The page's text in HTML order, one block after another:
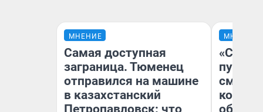
МНЕНИЕ
Самая доступная
заграница. Тюменец
отправился на машине
в казахстанский
Петропавловск: что
МНЕНИЕ